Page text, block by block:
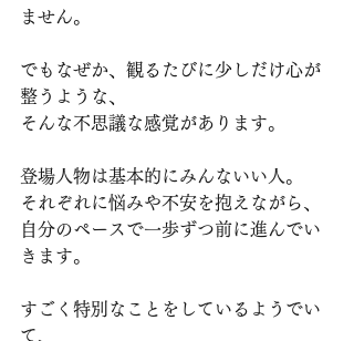
ません。
でもなぜか、観るたびに少しだけ心が
整うような、
そんな不思議な感覚があります。
登場人物は基本的にみんないい人。
それぞれに悩みや不安を抱えながら、
自分のペースで一歩ずつ前に進んでい
きます。
すごく特別なことをしているようでい
て、